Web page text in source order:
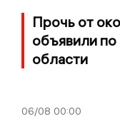
Прочь от
объявили
области
06/08 00:00